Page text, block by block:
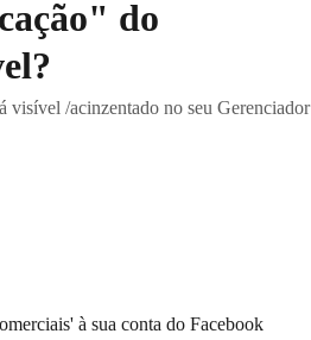
do
visível /acinzentado no seu Gerenciador
à sua conta do Facebook